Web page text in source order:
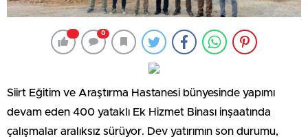
0
Siirt Eğitim ve Araştırma Hastanesi bünyesinde yapımı
devam eden 400 yataklı Ek Hizmet Binası inşaatında
çalışmalar aralıksız sürüyor. Dev yatırımın son durumu,